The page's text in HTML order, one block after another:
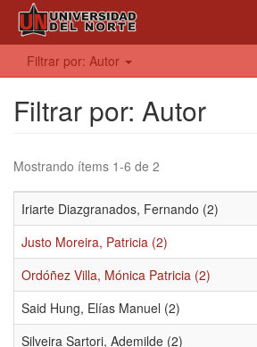
Filtrar por: Autor
Filtrar por: Autor
Mostrando ítems 1-6 de 2
Iriarte Diazgranados, Fernando (2)
Justo Moreira, Patricia (2)
Ordóñez Villa, Mónica Patricia (2)
Said Hung, Elías Manuel (2)
Silveira Sartori, Ademilde (2)